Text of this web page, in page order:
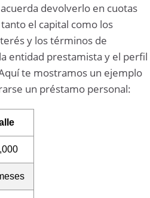
devolverlo en cuotas
el capital como los
y los términos de
entidad prestamista y el perfil
te mostramos un ejemplo
un préstamo personal: